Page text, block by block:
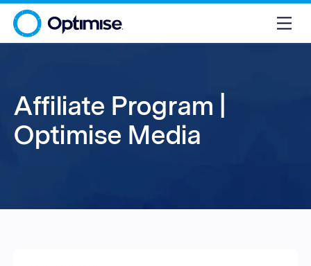
Affiliate Program |
Optimise Media